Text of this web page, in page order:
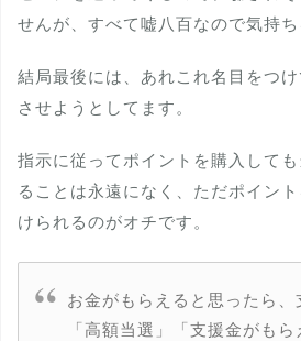
せんが、すべて嘘八百なので気持ち
結局最後には、あれこれ名目をつ
させようとしてます。
指示に従ってポイントを購入して
ることは永遠になく、ただポイン
けられるのがオチです。
お金がもらえると思ったら、
「高額当選」「支援金がも